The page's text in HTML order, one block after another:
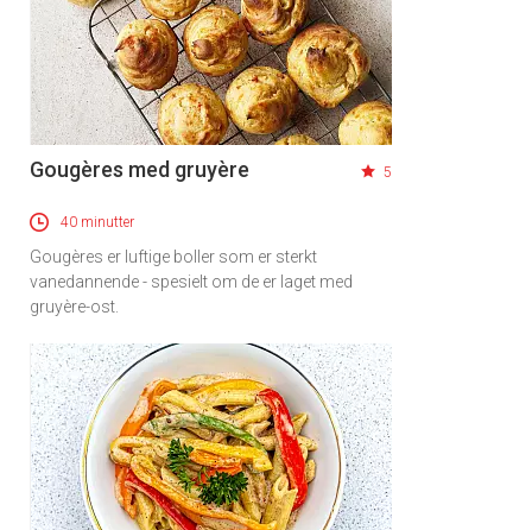
Gougères med gruyère 5
40 minutter
Gougères er luftige boller som er sterkt
vanedannende - spesielt om de er laget med
gruyère-ost.